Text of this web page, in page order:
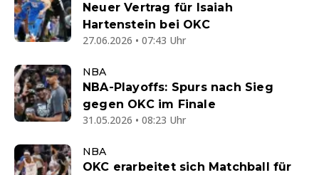
Neuer Vertrag für Isaiah
Hartenstein bei OKC
27.06.2026 • 07:43 Uhr
NBA
NBA-Playoffs: Spurs nach Sieg
gegen OKC im Finale
31.05.2026 • 08:23 Uhr
NBA
OKC erarbeitet sich Matchball für